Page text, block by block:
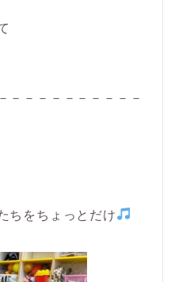
－－－－－－－－－－
ちをちょっとだけ